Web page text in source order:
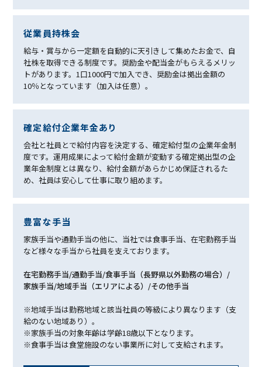
従業員持株会
給与・賞与から一定額を自動的に天引きして集めたお金で、自
社株を取得できる制度です。奨励金や配当金がもらえるメリッ
トがあります。1口1000円で加入でき、奨励金は拠出金額の
10％となっています（加入は任意）。
確定給付企業年⾦あり
会社と社員とで給付内容を決定する、確定給付型の企業年金制
度です。運用成果によって給付金額が変動する確定拠出型の企
業年金制度とは異なり、給付金額があらかじめ保証されるた
め、社員は安心して仕事に取り組めます。
豊富な手当
家族手当や通勤手当の他に、当社では食事手当、在宅勤務手当
など様々な手当から社員を支えております。
在宅勤務⼿当/通勤⼿当/⾷事⼿当（⻑野県以外勤務の場合）/
家族⼿当/地域⼿当（エリアによる）/その他⼿当
※地域手当は勤務地域と該当社員の等級により異なります（支
給のない地域あり）。
※家族手当の対象年齢は学齢18歳以下となります。
※食事手当は食堂施設のない事業所に対して支給されます。